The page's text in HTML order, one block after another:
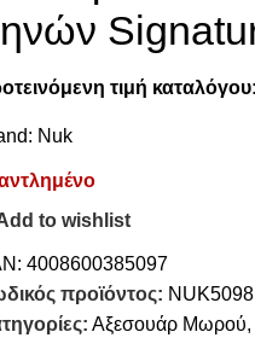
τιμή καταλόγου:
Nuk
to wishlist
4008600385097
προϊόντος: NUK5098
Αξεσουάρ Μωρού,